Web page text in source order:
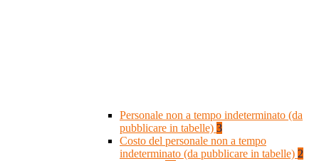
Personale non a tempo indeterminato (da
pubblicare in tabelle) 3
Costo del personale non a tempo
indeterminato (da pubblicare in tabelle) 2